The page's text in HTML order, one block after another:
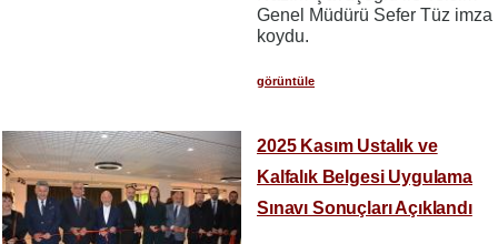
Genel Müdürü Sefer Tüz imza
koydu.
görüntüle
2025 Kasım Ustalık ve
Kalfalık Belgesi Uygulama
Sınavı Sonuçları Açıklandı